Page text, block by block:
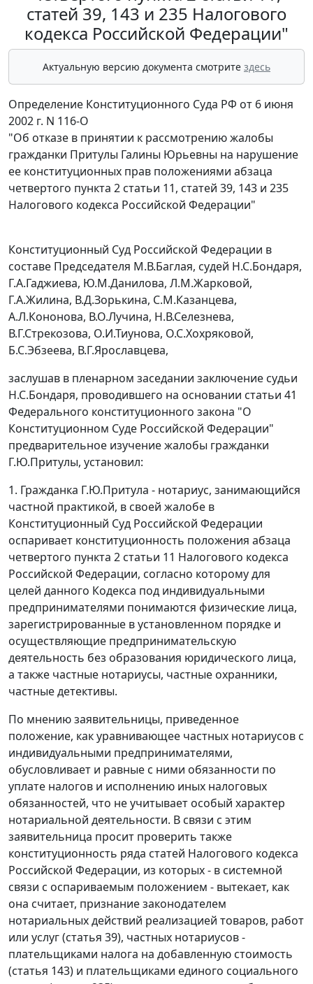
статей 39, 143 и 235 Налогового
кодекса Российской Федерации"
Актуальную версию документа смотрите здесь
Определение Конституционного Суда РФ от 6 июня
2002 г. N 116-О
"Об отказе в принятии к рассмотрению жалобы
гражданки Притулы Галины Юрьевны на нарушение
ее конституционных прав положениями абзаца
четвертого пункта 2 статьи 11, статей 39, 143 и 235
Налогового кодекса Российской Федерации"
Конституционный Суд Российской Федерации в
составе Председателя М.В.Баглая, судей Н.С.Бондаря,
Г.А.Гаджиева, Ю.М.Данилова, Л.М.Жарковой,
Г.А.Жилина, В.Д.Зорькина, С.М.Казанцева,
А.Л.Кононова, В.О.Лучина, Н.В.Селезнева,
В.Г.Стрекозова, О.И.Тиунова, О.С.Хохряковой,
Б.С.Эбзеева, В.Г.Ярославцева,
заслушав в пленарном заседании заключение судьи
Н.С.Бондаря, проводившего на основании статьи 41
Федерального конституционного закона "О
Конституционном Суде Российской Федерации"
предварительное изучение жалобы гражданки
Г.Ю.Притулы, установил:
1. Гражданка Г.Ю.Притула - нотариус, занимающийся
частной практикой, в своей жалобе в
Конституционный Суд Российской Федерации
оспаривает конституционность положения абзаца
четвертого пункта 2 статьи 11 Налогового кодекса
Российской Федерации, согласно которому для
целей данного Кодекса под индивидуальными
предпринимателями понимаются физические лица,
зарегистрированные в установленном порядке и
осуществляющие предпринимательскую
деятельность без образования юридического лица,
а также частные нотариусы, частные охранники,
частные детективы.
По мнению заявительницы, приведенное
положение, как уравнивающее частных нотариусов с
индивидуальными предпринимателями,
обусловливает и равные с ними обязанности по
уплате налогов и исполнению иных налоговых
обязанностей, что не учитывает особый характер
нотариальной деятельности. В связи с этим
заявительница просит проверить также
конституционность ряда статей Налогового кодекса
Российской Федерации, из которых - в системной
связи с оспариваемым положением - вытекает, как
она считает, признание законодателем
нотариальных действий реализацией товаров, работ
или услуг (статья 39), частных нотариусов -
плательщиками налога на добавленную стоимость
(статья 143) и плательщиками единого социального